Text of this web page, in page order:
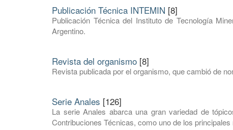
Publicación Técnica INTEMIN [8]
Publicación Técnica del Instituto de Tecnología
Argentino.
Revista del organismo [8]
Revista publicada por el organismo, que cambió de
Serie Anales [126]
La serie Anales abarca una gran variedad de
Contribuciones Técnicas, como uno de los